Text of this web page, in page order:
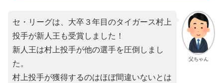
父ちゃん
セ・リーグは、大卒３年目のタイガース村上
投手が新人王も受賞しました！
新人王は村上投手が他の選手を圧倒しまし
た。
村上投手が獲得するのはほぼ間違いないとは